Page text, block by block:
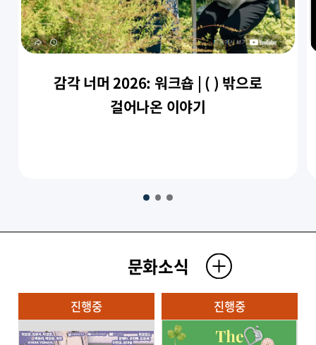
감각 너머 2026: 워크숍 | ( ) 밖으로
걸어나온 이야기
진행중 진행중
문화소식